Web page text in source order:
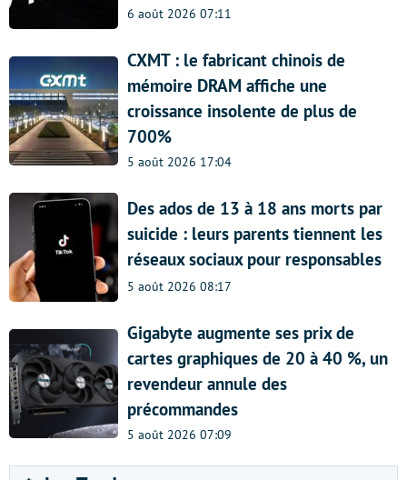
6 août 2026 07:11
CXMT : le fabricant chinois de
mémoire DRAM affiche une
croissance insolente de plus de
700%
5 août 2026 17:04
Des ados de 13 à 18 ans morts par
suicide : leurs parents tiennent les
réseaux sociaux pour responsables
5 août 2026 08:17
Gigabyte augmente ses prix de
cartes graphiques de 20 à 40 %, un
revendeur annule des
précommandes
5 août 2026 07:09